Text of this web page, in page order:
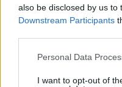
also be disclosed by us to
Downstream Participants
Please note that this
not limited to your visit or
Personal Data
I want to opt-out of